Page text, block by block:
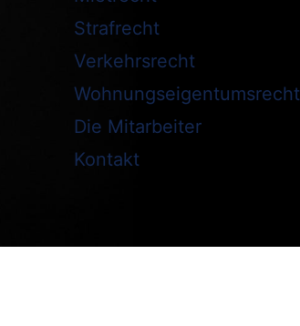
Strafrecht
Verkehrsrecht
Wohnungseigentumsrecht
Die Mitarbeiter
Kontakt